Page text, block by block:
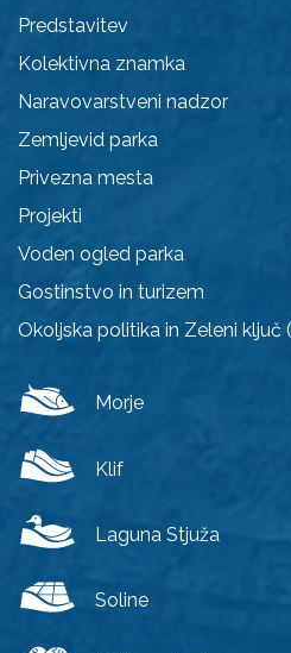
Predstavitev
Kolektivna znamka
Naravovarstveni nadzor
Zemljevid parka
Privezna mesta
Projekti
Voden ogled parka
Gostinstvo in turizem
Okoljska politika in Zeleni ključ
Morje
Klif
Laguna Stjuža
Soline